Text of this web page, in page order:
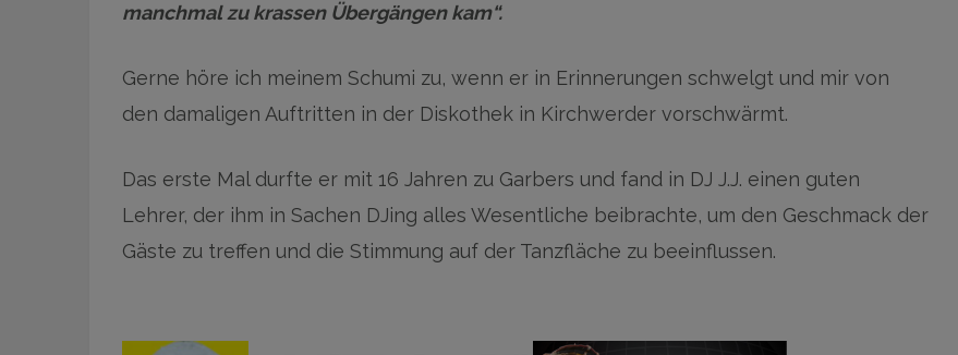
manchmal zu krassen Übergängen kam“.
Gerne höre ich meinem Schumi zu, wenn er in Erinnerungen schwelgt und mir von
den damaligen Auftritten in der Diskothek in Kirchwerder vorschwärmt.
Das erste Mal durfte er mit 16 Jahren zu Garbers und fand in DJ J.J. einen guten
Lehrer, der ihm in Sachen DJing alles Wesentliche beibrachte, um den Geschmack der
Gäste zu treffen und die Stimmung auf der Tanzfläche zu beeinflussen.